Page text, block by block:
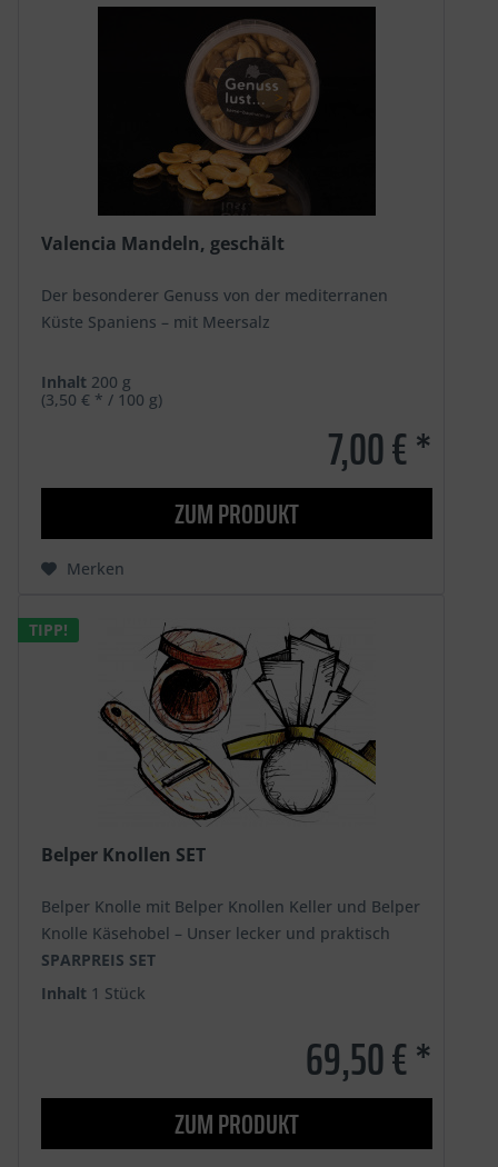
Valencia Mandeln, geschält
Der besonderer Genuss von der mediterranen
Küste Spaniens – mit Meersalz
Inhalt 200 g
(3,50 € * / 100 g)
7,00 € *
ZUM PRODUKT
Merken
TIPP!
Belper Knollen SET
Belper Knolle mit Belper Knollen Keller und Belper
Knolle Käsehobel – Unser lecker und praktisch
SPARPREIS SET
Inhalt 1 Stück
69,50 € *
ZUM PRODUKT